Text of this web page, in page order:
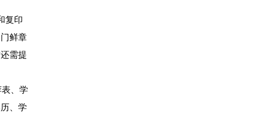
复印
鲜章
需提
、学
、学